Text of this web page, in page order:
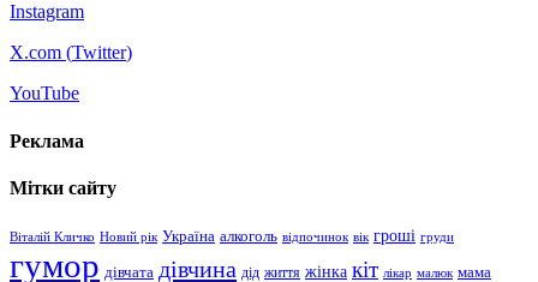
Instagram
X.com (Twitter)
YouTube
Реклама
Мітки сайту
Віталій Кличко Новий рік Україна алкоголь відпочинок вік гроші груди
гумор дівчата дівчина дід життя жінка кіт лікар малюк мама